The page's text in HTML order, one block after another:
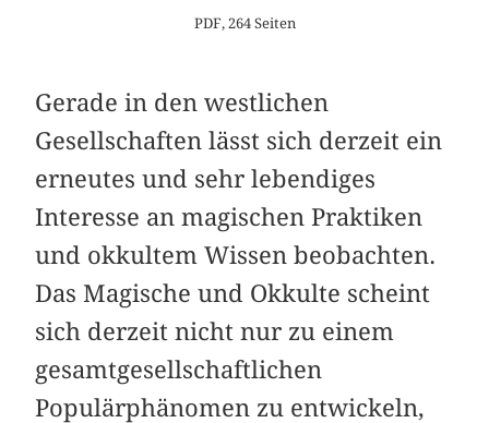
PDF, 264 Seiten
Gerade in den westlichen
Gesellschaften lässt sich derzeit ein
erneutes und sehr lebendiges
Interesse an magischen Prak­tiken
und okkultem Wissen beobachten.
Das Magische und Okkulte scheint
sich derzeit nicht nur zu einem
gesamt­gesellschaftlichen
Populärphänomen zu entwickeln,